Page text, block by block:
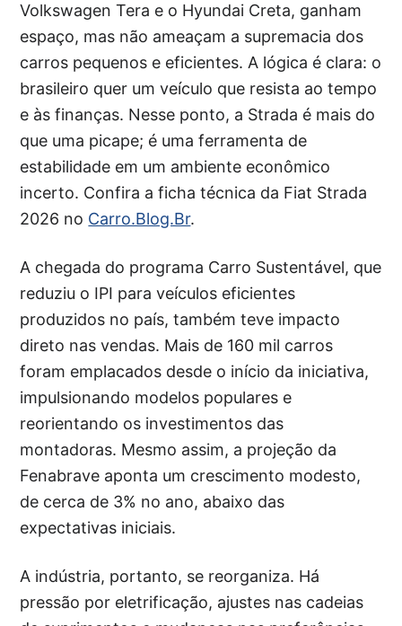
Volkswagen Tera e o Hyundai Creta, ganham
espaço, mas não ameaçam a supremacia dos
carros pequenos e eficientes. A lógica é clara: o
brasileiro quer um veículo que resista ao tempo
e às finanças. Nesse ponto, a Strada é mais do
que uma picape; é uma ferramenta de
estabilidade em um ambiente econômico
incerto. Confira a ficha técnica da Fiat Strada
2026 no Carro.Blog.Br.
A chegada do programa Carro Sustentável, que
reduziu o IPI para veículos eficientes
produzidos no país, também teve impacto
direto nas vendas. Mais de 160 mil carros
foram emplacados desde o início da iniciativa,
impulsionando modelos populares e
reorientando os investimentos das
montadoras. Mesmo assim, a projeção da
Fenabrave aponta um crescimento modesto,
de cerca de 3% no ano, abaixo das
expectativas iniciais.
A indústria, portanto, se reorganiza. Há
pressão por eletrificação, ajustes nas cadeias